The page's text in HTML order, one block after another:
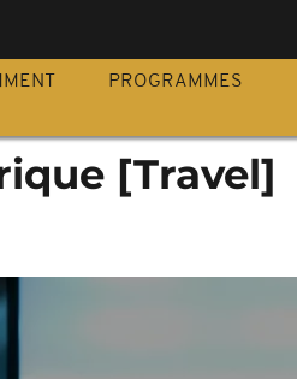
PROGRAMMES
[Travel]